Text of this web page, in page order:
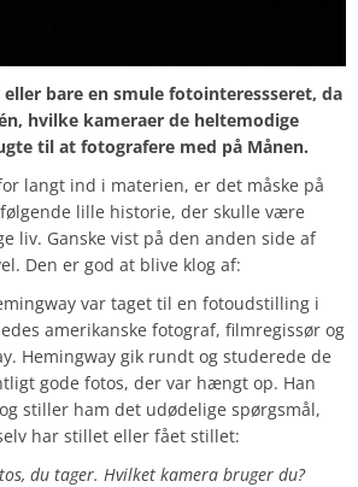
bare en smule fotointeressseret, da
hvilke kameraer de heltemodige
til at fotografere med på Månen.
langt ind i materien, er det måske på
lille historie, der skulle være
liv. Ganske vist på den anden side af
Den er god at blive klog af:
var taget til en fotoudstilling i
amerikanske fotograf, filmregissør og
Hemingway gik rundt og studerede de
gode fotos, der var hængt op. Han
stiller ham det udødelige spørgsmål,
har stillet eller fået stillet:
du tager. Hvilket kamera bruger du?